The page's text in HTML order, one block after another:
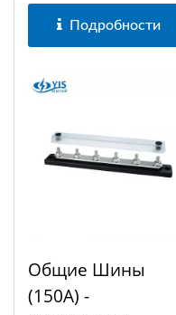
Подробности
Общие Шины
(150A) -